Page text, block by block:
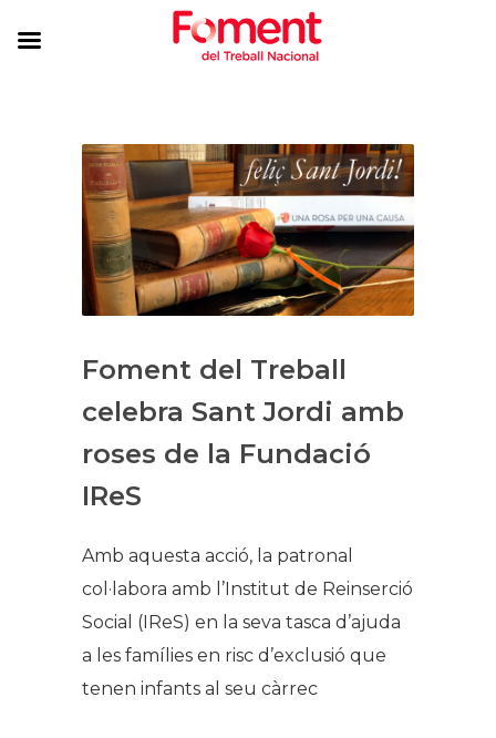
Foment del Treball
celebra Sant Jordi amb
roses de la Fundació
IReS
Amb aquesta acció, la patronal
col·labora amb l’Institut de Reinserció
Social (IReS) en la seva tasca d’a​juda
a les famílies en risc d’exclusió que
tenen infants al seu càrrec